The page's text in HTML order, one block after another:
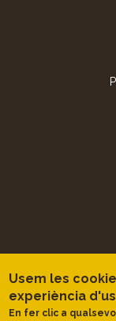
Usem les
experiència
En fer clic a